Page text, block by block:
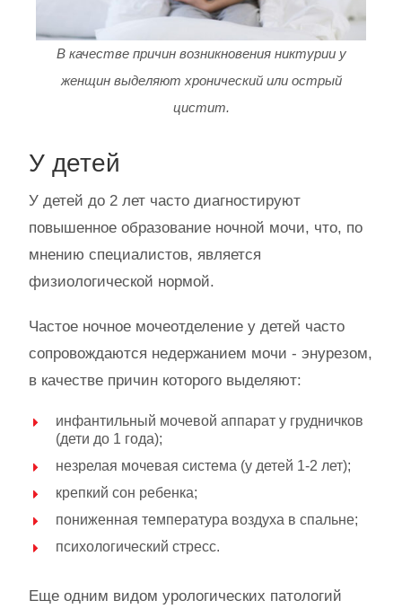
В качестве причин возникновения никтурии у
женщин выделяют хронический или острый
цистит.
У детей
У детей до 2 лет часто диагностируют
повышенное образование ночной мочи, что, по
мнению специалистов, является
физиологической нормой.
Частое ночное мочеотделение у детей часто
сопровождаются недержанием мочи - энурезом,
в качестве причин которого выделяют:
инфантильный мочевой аппарат у грудничков
(дети до 1 года);
незрелая мочевая система (у детей 1-2 лет);
крепкий сон ребенка;
пониженная температура воздуха в спальне;
психологический стресс.
Еще одним видом урологических патологий